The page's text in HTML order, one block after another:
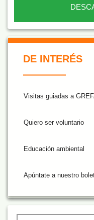
De Interés
DE INTERÉS
Visitas guiadas a
Quiero ser voluntario
Educación ambiental
Apúntate a nuestro